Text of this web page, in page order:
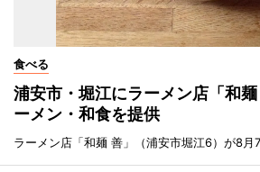
食べる
浦安市・堀江にラーメン店「和
ーメン・和食を提供
ラーメン店「和麺 善」（浦安市堀江6）が8月